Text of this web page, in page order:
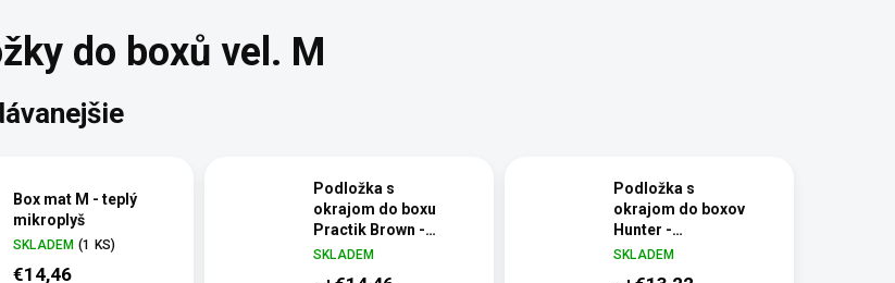
do boxů vel. M
Box mat M - teplý
mikroplyš
SKLADEM (1 KS)
€14,46
Podložka s
okrajom do boxu
Practik Brown -
protiotlaková,
SKLADEM
Podložka s
okrajom do boxov
Hunter -
protiotlaková,
SKLADEM